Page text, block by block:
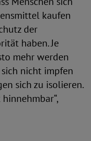
kaufen
der
haben. Je
mehr werden
nicht impfen
sich zu isolieren.